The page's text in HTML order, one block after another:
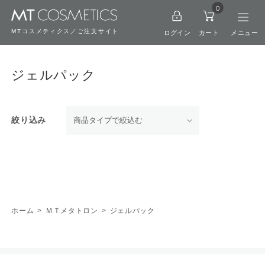
MTコスメティクス／ご注文サイト ログイン カート
0
ジェルパック
絞り込み
ホーム > ＭＴメタトロン > ジェルパック